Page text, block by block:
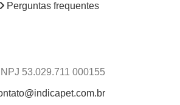
Perguntas frequentes
53.029.711 000155